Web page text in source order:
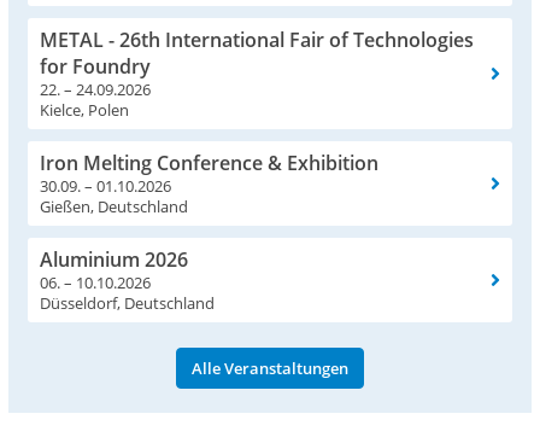
METAL - 26th International Fair of Technologies
for Foundry
22. – 24.09.2026
Kielce, Polen
Iron Melting Conference & Exhibition
30.09. – 01.10.2026
Gießen, Deutschland
Aluminium 2026
06. – 10.10.2026
Düsseldorf, Deutschland
Alle Veranstaltungen